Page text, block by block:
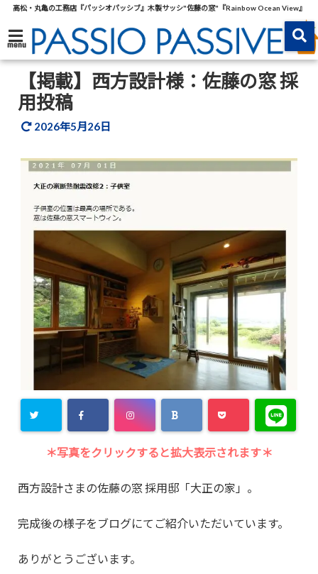
高松・丸亀の工務店『パッシオパッシブ』木製サッシ"佐藤の窓"『Rainbow Ocean View』
menu
【掲載】西方設計様：佐藤の窓 採
用投稿
2026年5月26日
＊写真をクリックすると拡大表示されます＊
西方設計さまの佐藤の窓 採用邸「大正の家」。
完成後の様子をブログにてご紹介いただいています。
ありがとうございます。